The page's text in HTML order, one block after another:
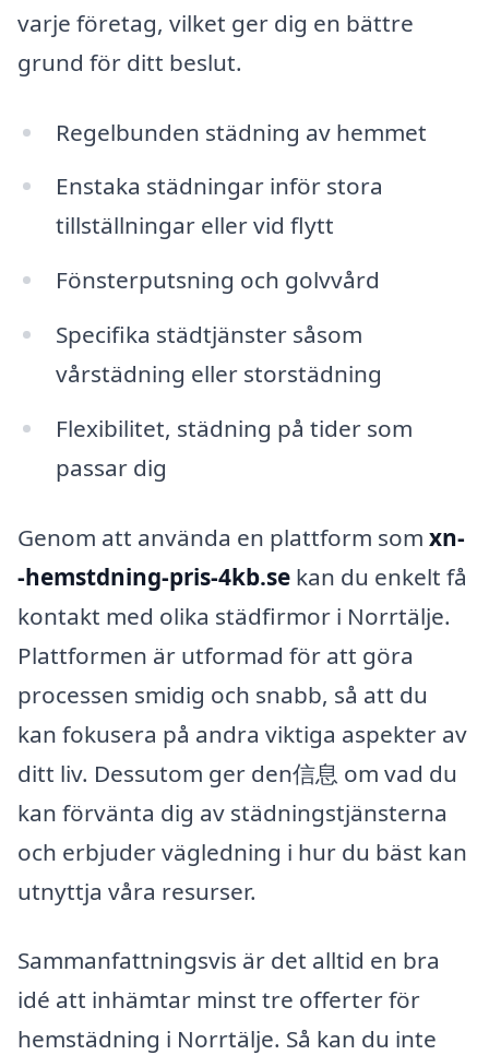
varje företag, vilket ger dig en bättre
grund för ditt beslut.
Regelbunden städning av hemmet
Enstaka städningar inför stora
tillställningar eller vid flytt
Fönsterputsning och golvvård
Specifika städtjänster såsom
vårstädning eller storstädning
Flexibilitet, städning på tider som
passar dig
Genom att använda en plattform som xn-
-hemstdning-pris-4kb.se kan du enkelt få
kontakt med olika städfirmor i Norrtälje.
Plattformen är utformad för att göra
processen smidig och snabb, så att du
kan fokusera på andra viktiga aspekter av
ditt liv. Dessutom ger den信息 om vad du
kan förvänta dig av städningstjänsterna
och erbjuder vägledning i hur du bäst kan
utnyttja våra resurser.
Sammanfattningsvis är det alltid en bra
idé att inhämtar minst tre offerter för
hemstädning i Norrtälje. Så kan du inte